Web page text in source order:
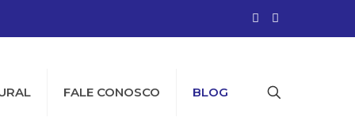
FALE CONOSCO BLOG